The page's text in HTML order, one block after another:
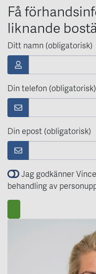
Få
liknande
Ditt namn (obligatorisk)
Din telefon (obligatorisk)
Din epost (obligatorisk)
Jag godkänner
behandling av